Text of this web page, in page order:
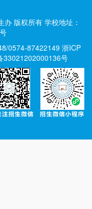
版权所有 学校地址：
0574-87422149 浙ICP
33021202000136号